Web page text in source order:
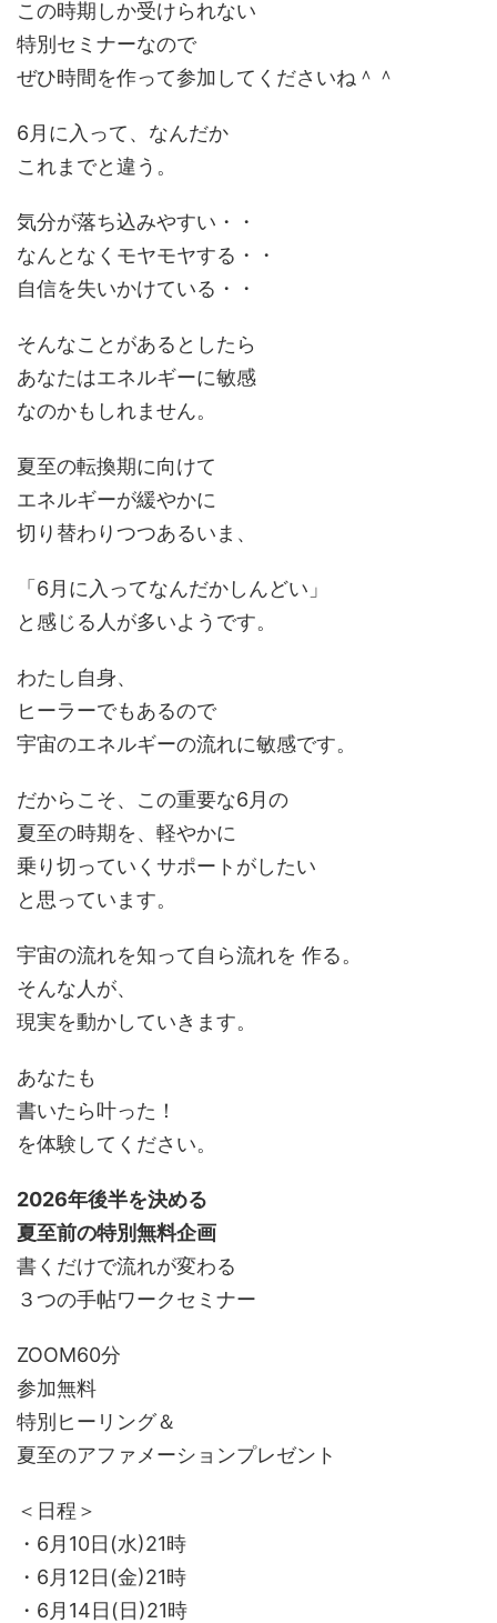
この時期しか受けられない
特別セミナーなので
ぜひ時間を作って参加してくださいね＾＾
6月に入って、なんだか
これまでと違う。
気分が落ち込みやすい・・
なんとなくモヤモヤする・・
自信を失いかけている・・
そんなことがあるとしたら
あなたはエネルギーに敏感
なのかもしれません。
夏至の転換期に向けて
エネルギーが緩やかに
切り替わりつつあるいま、
「6月に入ってなんだかしんどい」
と感じる人が多いようです。
わたし自身、
ヒーラーでもあるので
宇宙のエネルギーの流れに敏感です。
だからこそ、この重要な6月の
夏至の時期を、軽やかに
乗り切っていくサポートがしたい
と思っています。
宇宙の流れを知って自ら流れを 作る。
そんな人が、
現実を動かしていきます。
あなたも
書いたら叶った！
を体験してください。
2026年後半を決める
夏至前の特別無料企画
書くだけで流れが変わる
３つの手帖ワークセミナー
ZOOM60分
参加無料
特別ヒーリング＆
夏至のアファメーションプレゼント
＜日程＞
・6月10日(水)21時
・6月12日(金)21時
・6月14日(日)21時